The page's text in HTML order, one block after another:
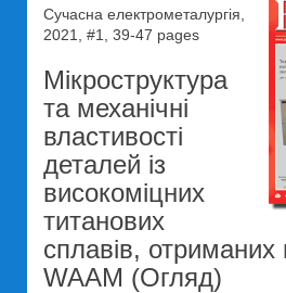
Сучасна електрометалургія,
2021, #1, 39-47 pages
Мікроструктура
та механічні
властивості
деталей із
високоміцних
титанових
сплавів,
WAAM (Огляд)